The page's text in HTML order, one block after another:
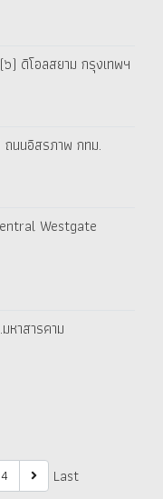
๖) ดิโอลสยาม กรุงเทพฯ
ถนนอิสรภาพ กทม.
Westgate
หาสารคาม
4 Last